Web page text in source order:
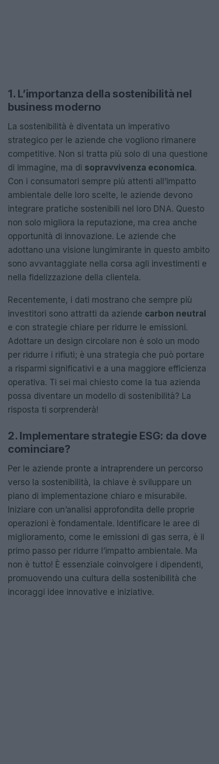
1. L’importanza della sostenibilità nel
business moderno
La sostenibilità è diventata un imperativo
strategico per le aziende che vogliono rimanere
competitive. Non si tratta più solo di una questione
di immagine, ma di sopravvivenza economica.
Con i consumatori sempre più attenti all’impatto
ambientale delle loro scelte, le aziende devono
integrare pratiche sostenibili nel loro DNA. Questo
non solo migliora la reputazione, ma crea anche
opportunità di innovazione. Le aziende che
adottano una visione lungimirante in questo ambito
sono avvantaggiate nella corsa agli investimenti e
nella fidelizzazione della clientela.
Recentemente, i dati mostrano che sempre più
investitori sono attratti da aziende carbon neutral
e con strategie chiare per ridurre le emissioni.
Adottare un design circolare non è solo un modo
per ridurre i rifiuti; è una strategia che può portare
a risparmi significativi e a una maggiore efficienza
operativa. Ti sei mai chiesto come la tua azienda
possa diventare un modello di sostenibilità? La
risposta ti sorprenderà!
2. Implementare strategie ESG: da dove
cominciare?
Per le aziende pronte a intraprendere un percorso
verso la sostenibilità, la chiave è sviluppare un
piano di implementazione chiaro e misurabile.
Iniziare con un’analisi approfondita delle proprie
operazioni è fondamentale. Identificare le aree di
miglioramento, come le emissioni di gas serra, è il
primo passo per ridurre l’impatto ambientale. Ma
non è tutto! È essenziale coinvolgere i dipendenti,
promuovendo una cultura della sostenibilità che
incoraggi idee innovative e iniziative.